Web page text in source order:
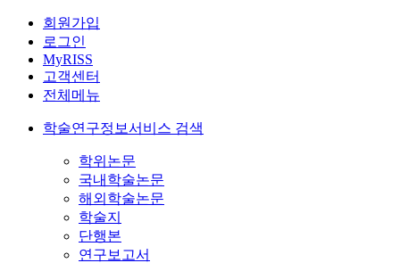
회원가입
로그인
MyRISS
고객센터
전체메뉴
학술연구정보서비스 검색
학위논문
국내학술논문
해외학술논문
학술지
단행본
연구보고서